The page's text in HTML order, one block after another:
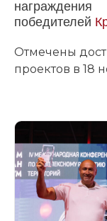
награждения
победителей
Отмечены
проектов в 18